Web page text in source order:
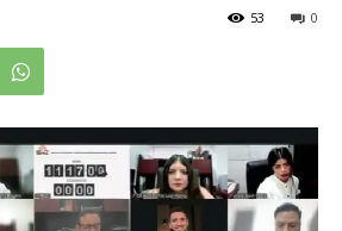
0
53